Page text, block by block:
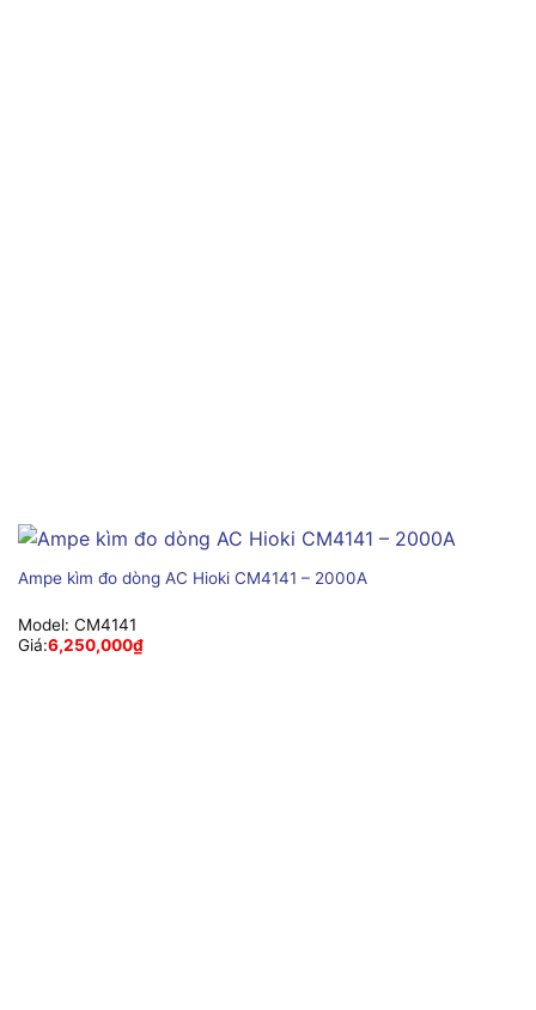
Ampe kìm đo dòng AC Hioki CM4141 – 2000A
Model: CM4141
Giá:6,250,000₫